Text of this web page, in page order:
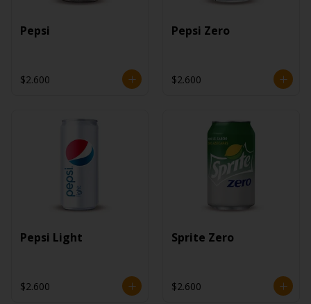
Pepsi
$2.600
Pepsi Zero
$2.600
Pepsi Light
$2.600
Sprite Zero
$2.600